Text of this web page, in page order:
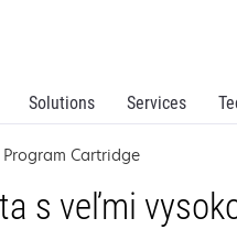
Solutions Services
Program Cartridge
s veľmi